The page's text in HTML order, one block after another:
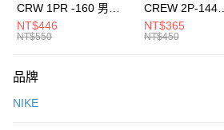
元大商業銀行
台灣樂天信用卡公司
全盈+PAY
AFTEE先享後付
【關於「AFTEE先享後付」】
便利好安心！
運送方式
CRW 1PR -160 男女
中統襪 FZ3393100
NT$446
NT$550
CREW 2P-144
EMBRDY 男女
FZ3073133
NT$365
NT$450
品牌
NIKE